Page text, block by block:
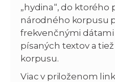
„hydina“, do ktorého
národného korpusu
frekvenčnými
písaných textov a
korpusu.
Viac v priloženom